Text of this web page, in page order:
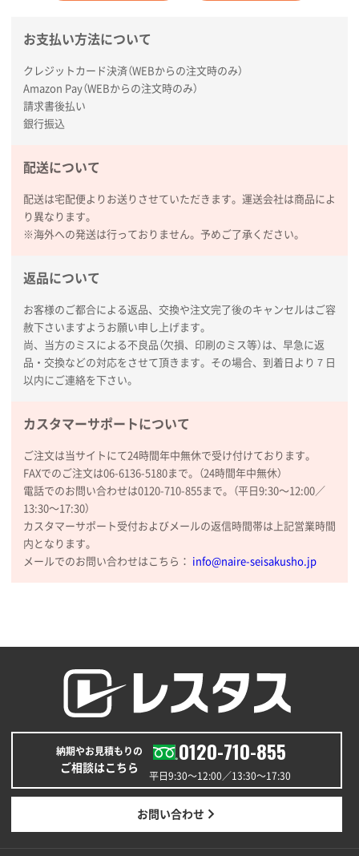
ラミネート紙袋 規格L1サイズ(A4対応)
2026年02月16日 14:47
分かりやすく、予算に近かったため
大阪府F社様
2026年02月13日 22:10
ました早く、安く、丁寧につくられているので安心し
てお願いできます。
陶器マグストレートラウンドリップ
コップの形
愛知県株社様
厚手コットンA4フラットトート ナチュラル
商品がよさそうだったから
東京都N社様
コットンバッグM(B4対応)200枚
2026年01月29日 11:46
商品情報の正確な記載、スムーズなシステム対応
広島県(社様
毎年注文しており、信頼できるから。出来上がりも満
熊本県S社様
ぺんてる ビクーニャフィール
印刷範囲が広かったから、取扱商品
新潟県R社様
ワンポイントポリ袋 A4サイズ 1000枚
お支払い方法について
クレジットカード決済（WEBからの注文時のみ）
Amazon Pay（WEBからの注文時のみ）
請求書後払い
銀行振込
配送について
配送は宅配便よりお送りさせていただきます。運送会社は商品によ
り異なります。
※海外への発送は行っておりません。予めご了承ください。
返品について
お客様のご都合による返品、交換や注文完了後のキャンセルはご容
赦下さいますようお願い申し上げます。
尚、当方のミスによる不良品（欠損、印刷のミス等）は、早急に返
品・交換などの対応をさせて頂きます。その場合、到着日より７日
以内にご連絡を下さい。
カスタマーサポートについて
ご注文は当サイトにて24時間年中無休で受け付けております。
FAXでのご注文は06-6136-5180まで。（24時間年中無休）
電話でのお問い合わせは0120-710-855まで。（平日9:30〜12:00／
13:30〜17:30）
カスタマーサポート受付およびメールの返信時間帯は上記営業時間
内となります。
メールでのお問い合わせはこちら： info@naire-seisakusho.jp
納期やお見積もりの
ご相談はこちら
0120-710-855
平日9:30〜12:00／13:30〜17:30
お問い合わせ